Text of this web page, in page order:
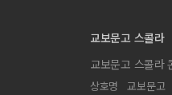
교보문고 스콜라
교보문고 스콜라
상호명 교보문고